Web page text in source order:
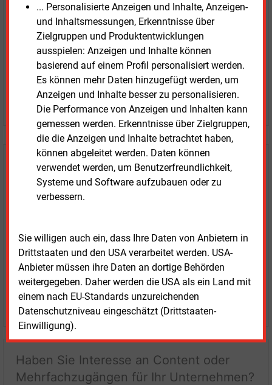
... Personalisierte Anzeigen und Inhalte, Anzeigen-
und Inhaltsmessungen, Erkenntnisse über
Zielgruppen und Produktentwicklungen
ausspielen: Anzeigen und Inhalte können
basierend auf einem Profil personalisiert werden.
Es können mehr Daten hinzugefügt werden, um
Anzeigen und Inhalte besser zu personalisieren.
Die Performance von Anzeigen und Inhalten kann
gemessen werden. Erkenntnisse über Zielgruppen,
die die Anzeigen und Inhalte betrachtet haben,
können abgeleitet werden. Daten können
verwendet werden, um Benutzerfreundlichkeit,
Systeme und Software aufzubauen oder zu
verbessern.
Sie willigen auch ein, dass Ihre Daten von Anbietern in
Drittstaaten und den USA verarbeitet werden. USA-
Anbieter müssen ihre Daten an dortige Behörden
weitergegeben. Daher werden die USA als ein Land mit
einem nach EU-Standards unzureichenden
Datenschutzniveau eingeschätzt (Drittstaaten-
Einwilligung).
Zwei Wochen kostenfreier Zugang
Zugang auf stündlich aktualisierte Nachrichten mit
Prognose- und Marktdaten
+ einmal täglich E&M daily
+ zwei Ausgaben der Zeitung E&M
ohne automatische Verlängerung
JETZT KOSTENLOS TESTEN
Login für Kunden
LOGIN
Haben Sie Interesse an Content oder
Mehrfachzugängen für Ihr Unternehmen?